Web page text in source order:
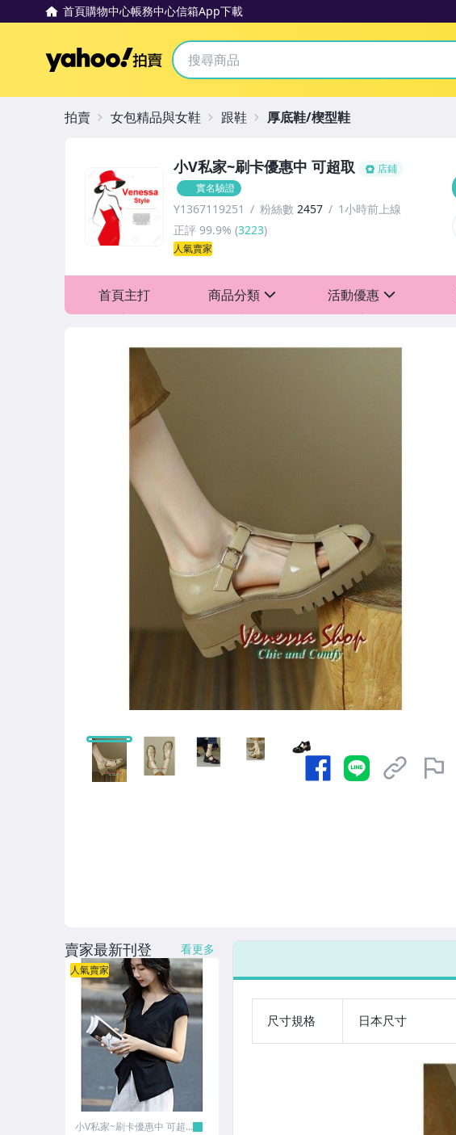
首頁購物中心帳務中心信箱App下載
Yahoo拍賣
小V私家~刷卡優惠中 可超取
店鋪
實名驗證
Y1367119251 粉絲數 2457
1小時前上線
正評 99.9% (3223)
人氣賣家
首頁主打 商品分類
低至3折福利價 撿漏專區
5折專區 特價再特價
上裝 (襯衫 T恤 上衣 背心)
下裝 (短裙 短褲 長褲)
洋裝 (連身裙 連身褲)
外套 (西裝 風衣 大衣)
內搭 (內衣 內褲)
羽絨 (外套 背心 褲子)
平底鞋 娃娃鞋 運動鞋
換季 斷碼 超值特價區
男生服飾
兒童服飾
生活小物
活動優惠
拍賣 女包精品與女鞋 跟鞋 厚底鞋/楔型鞋
尺寸規格 日本尺寸
賣家最新刊登 看更多
人氣賣家
小V私家~刷卡優惠中 可超